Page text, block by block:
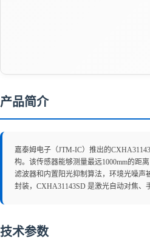
产品简介
嘉泰姆电子（JTM-IC）推出的
构。该传感器能够测量最远1000mm的距
滤波器和内置阳光抑制算法，环境光噪声
封装，CXHA31143SD 是激光自动对焦
技术参数